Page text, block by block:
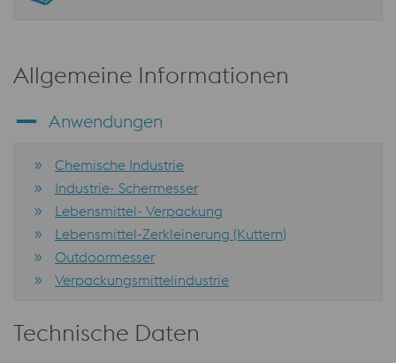
Allgemeine Informationen
Anwendungen
Chemische Industrie
Industrie- Schermesser
Lebensmittel- Verpackung
Lebensmittel-Zerkleinerung (Kuttern)
Outdoormesser
Verpackungsmittelindustrie
Technische Daten